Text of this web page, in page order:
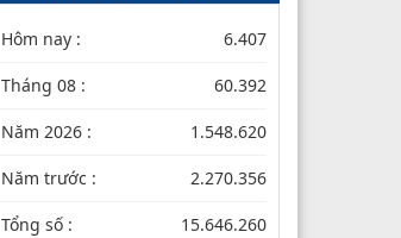
Hôm nay : 6.407
Tháng 08 : 60.392
Năm 2026 : 1.548.620
Năm trước : 2.270.356
Tổng số : 15.646.260